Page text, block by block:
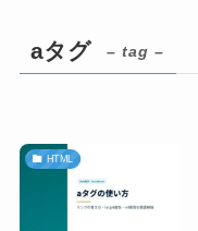
aタグ – tag –
HTML